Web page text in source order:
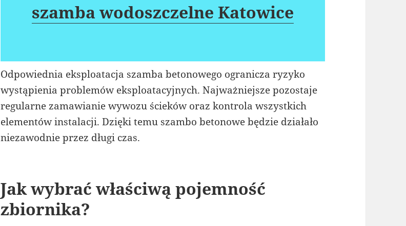
szamba wodoszczelne Katowice
Odpowiednia eksploatacja szamba betonowego ogranicza ryzyko
wystąpienia problemów eksploatacyjnych. Najważniejsze pozostaje
regularne zamawianie wywozu ścieków oraz kontrola wszystkich
elementów instalacji. Dzięki temu szambo betonowe będzie działało
niezawodnie przez długi czas.
Jak wybrać właściwą pojemność
zbiornika?